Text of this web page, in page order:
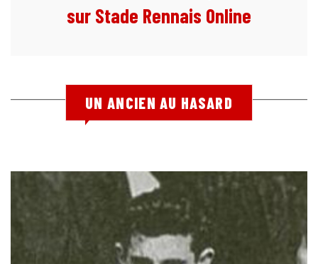
sur Stade Rennais Online
UN ANCIEN AU HASARD